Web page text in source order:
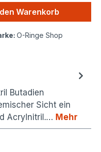
Warenkorb
O-Ringe Shop
Butadien
Sicht ein
Acrylnitril.… Mehr